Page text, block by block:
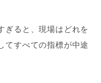
ぎると、現場はどれを
てすべての指標が中途